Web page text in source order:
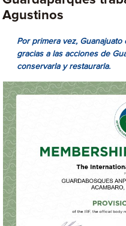
Agustinos
Por primera vez,
gracias a las acciones de
conservarla y restaurarla.